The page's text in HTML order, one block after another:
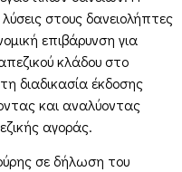
στους δανειολήπτες
επιβάρυνση για
κλάδου στο
διαδικασία έκδοσης
και αναλύοντας
αγοράς.
σε δήλωση του